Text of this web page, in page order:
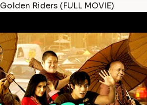
Riders (FULL MOVIE)